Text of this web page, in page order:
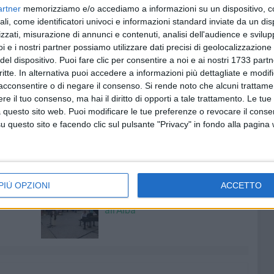
memorizziamo e/o accediamo a informazioni su un dispositivo,
come identificatori univoci e informazioni standard inviate da un
misurazione di annunci e contenuti, analisi dell'audience e
e i nostri partner possiamo utilizzare dati precisi di
dispositivo. Puoi fare clic per consentire a noi e ai nostri 1733
In alternativa puoi accedere a informazioni più dettagliate e
o di negare il consenso. Si rende noto che alcuni
il tuo consenso, ma hai il diritto di opporti a tale trattamento. Le
sito web. Puoi modificare le tue preferenze o revocare il
questo sito e facendo clic sul pulsante "Privacy" in fondo alla pagina
OPZIONI ACCETTO
musicale e bandistica con sonorità tipiche
l'artista giovinazzese. Il vulcanico Marzella ha quindi
trombone e la caratteristica tuba tibetana di cui
filosofie orientali.
all'insegna della musica, raccontata e vissuta dal vivo,
il tema del prossimo appuntamento di "Librincittà"
non si fermerà neanche nella più caotica
anni
A Giovinazzo c'è il Concerto
all'Alba